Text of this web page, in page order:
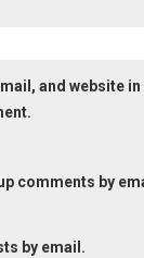
and website
comments by
by email.